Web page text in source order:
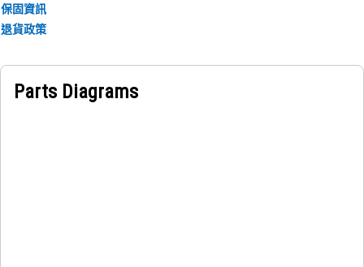
保固資訊
退貨政策
Parts Diagrams